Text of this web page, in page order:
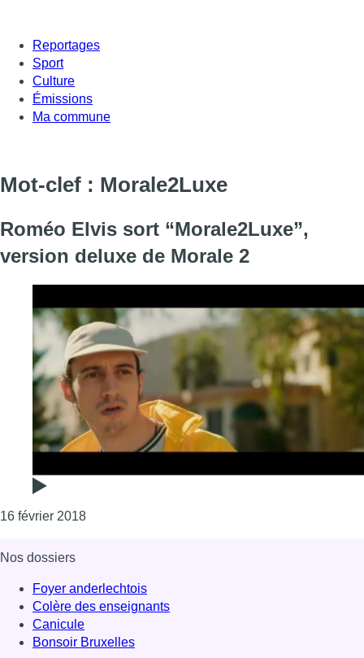
Reportages
Sport
Culture
Émissions
Ma commune
Mot-clef : Morale2Luxe
Roméo Elvis sort “Morale2Luxe”,
version deluxe de Morale 2
16 février 2018Consulter l'article "Roméo Elvis sort
Nos dossiers
Foyer anderlechtois
Colère des enseignants
Canicule
Bonsoir Bruxelles